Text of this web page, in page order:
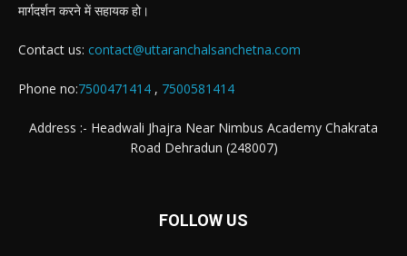
मार्गदर्शन करने में सहायक हो।
Contact us: contact@uttaranchalsanchetna.com
Phone no:7500471414 , 7500581414
Address :- Headwali Jhajra Near Nimbus Academy Chakrata
Road Dehradun (248007)
FOLLOW US